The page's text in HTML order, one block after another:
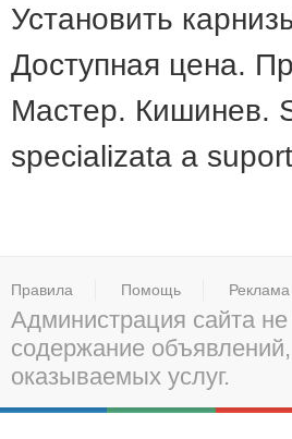
Установить
Доступная цена.
Мастер. Кишинев.
specializata a
Правила Помощь Реклама
Администрация сайта не
содержание
оказываемых услуг.